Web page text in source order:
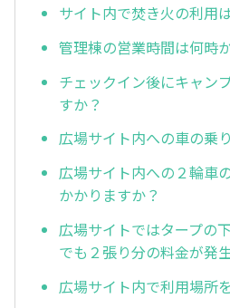
サイト内で焚き火の利用
管理棟の営業時間は何時
チェックイン後にキャン
すか？
広場サイト内への車の乗
広場サイト内への２輪車
かかりますか？
広場サイトではタープの
でも２張り分の料金が発
広場サイト内で利用場所